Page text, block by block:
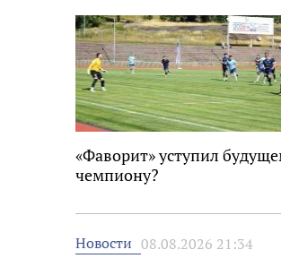
«Фаворит» уступил
чемпиону?
Новости 08.08.2026 21:34